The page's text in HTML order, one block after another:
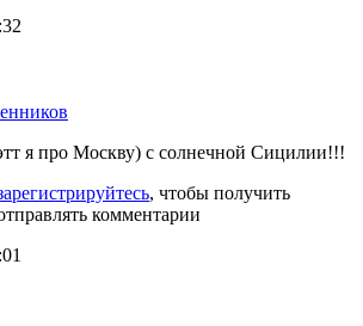
я про Москву) с солнечной Сицилии!!!
, чтобы получить
комментарии